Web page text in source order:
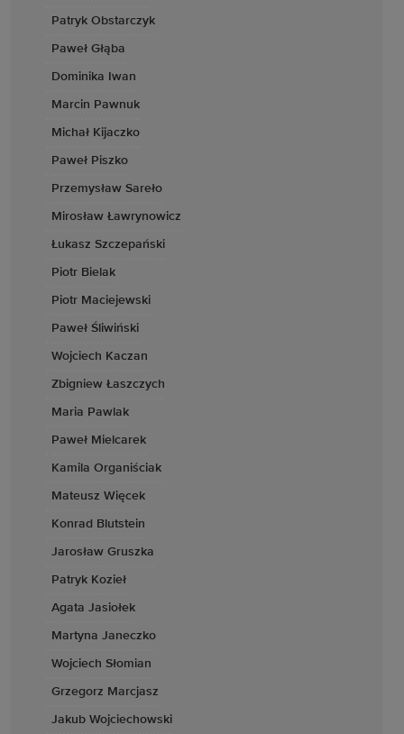
Patryk Obstarczyk
Paweł Głąba
Dominika Iwan
Marcin Pawnuk
Michał Kijaczko
Paweł Piszko
Przemysław Sareło
Mirosław Ławrynowicz
Łukasz Szczepański
Piotr Bielak
Piotr Maciejewski
Paweł Śliwiński
Wojciech Kaczan
Zbigniew Łaszczych
Maria Pawlak
Paweł Mielcarek
Kamila Organiściak
Mateusz Więcek
Konrad Blutstein
Jarosław Gruszka
Patryk Kozieł
Agata Jasiołek
Martyna Janeczko
Wojciech Słomian
Grzegorz Marcjasz
Jakub Wojciechowski